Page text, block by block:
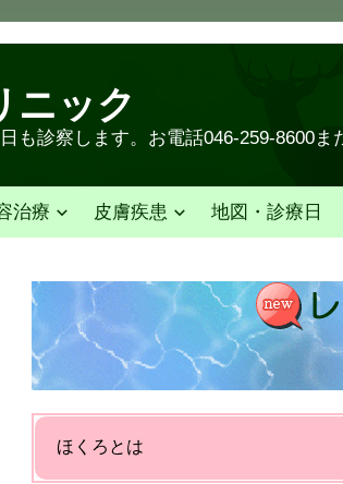
ニック
も診察します。お電話046-259-8600ま
治療 皮膚疾患 地図・診療日
ほくろとは